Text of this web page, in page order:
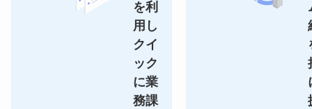
を利
用し
クイ
ック
に業
務課